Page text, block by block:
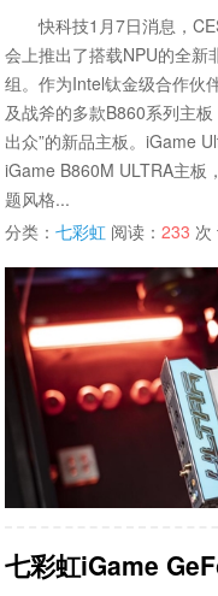
快科技1月7日消息，
会上推出了搭载NPU的全
组。作为Intel钛金级合作伙
及战斧的多款B860系列主
出众”的新品主板。iGame
iGame B860M ULTRA主板
题风格...
分类：七彩虹 阅读：233 次
七彩虹iGame